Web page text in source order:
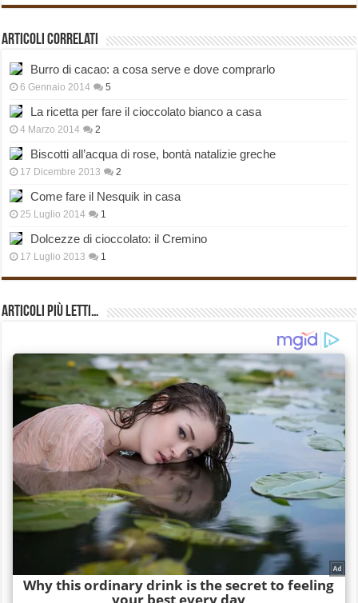
Articoli correlati
Burro di cacao: a cosa serve e dove comprarlo
6 Gennaio 2014 5
La ricetta per fare il cioccolato bianco a casa
4 Marzo 2014 2
Biscotti all’acqua di rose, bontà natalizie greche
17 Dicembre 2013 2
Come fare il Nesquik in casa
25 Luglio 2014 1
Dolcezze di cioccolato: il Cremino
17 Luglio 2013 1
Articoli più Letti…